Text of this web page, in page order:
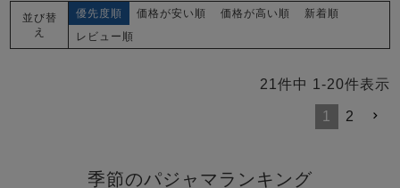
並び替
え
優先度順 価格が安い順 価格が高い順
新着順
レビュー順
21 件中 1 -20件表示
1 2
季節のパジャマランキング